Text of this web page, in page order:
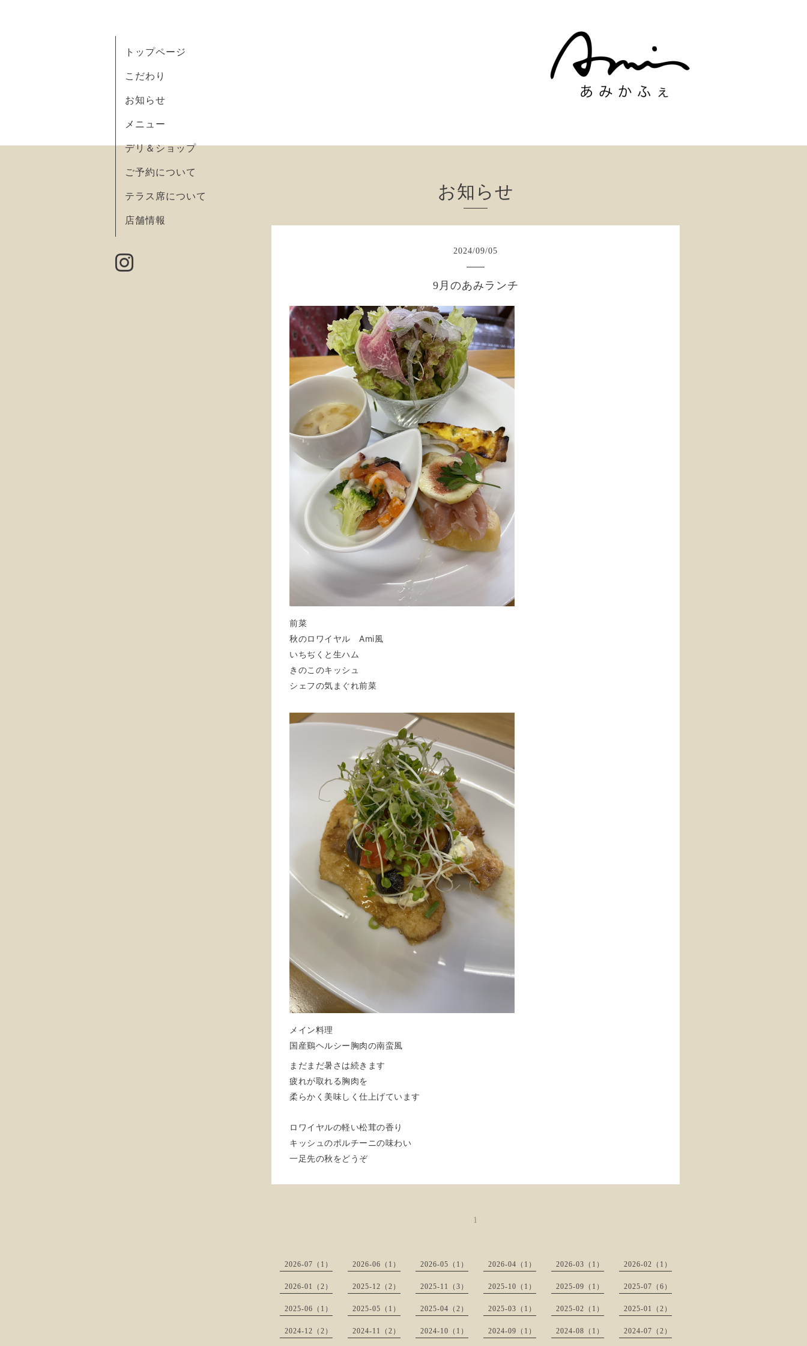
トップページ
こだわり
お知らせ
メニュー
デリ＆ショップ
ご予約について
テラス席について
店舗情報
お知らせ
2024/09/05
9月のあみランチ
前菜
秋のロワイヤル Ami風
いちぢくと生ハム
きのこのキッシュ
シェフの気まぐれ前菜
メイン料理
国産鷄ヘルシー胸肉の南蛮風
まだまだ暑さは続きます
疲れが取れる胸肉を
柔らかく美味しく仕上げています
ロワイヤルの軽い松茸の香り
キッシュのポルチーニの味わい
一足先の秋をどうぞ
1
2026-07（1） 2026-06（1） 2026-05（1） 2026-04（1） 2026-03（1） 2026-02（1）
2026-01（2） 2025-12（2） 2025-11（3） 2025-10（1） 2025-09（1） 2025-07（6）
2025-06（1） 2025-05（1） 2025-04（2） 2025-03（1） 2025-02（1） 2025-01（2）
2024-12（2） 2024-11（2） 2024-10（1） 2024-09（1） 2024-08（1） 2024-07（2）